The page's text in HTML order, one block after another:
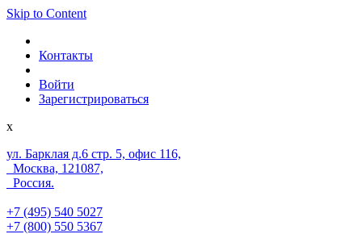
Skip to Content
Контакты
Войти
Зарегистрироваться
x
ул. Барклая д.6 стр. 5, офис 116,
Москва, 121087,
Россия.
+7 (495) 540 5027
+7 (800) 550 5367